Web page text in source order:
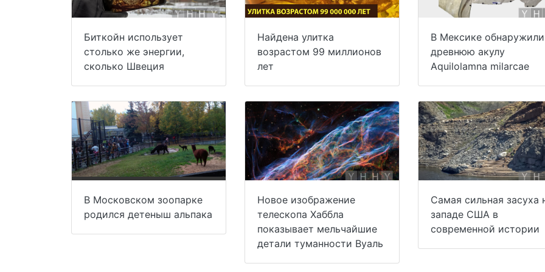
Биткойн использует
столько же энергии,
сколько Швеция
Найдена улитка
возрастом 99 миллионов
лет
В Мексике обнаружили
древнюю акулу
Aquilolamna milarcae
В Московском зоопарке
родился детеныш альпака
Новое изображение
телескопа Хаббла
показывает мельчайшие
детали туманности Вуаль
Самая сильная засуха
западе США в
современной истории